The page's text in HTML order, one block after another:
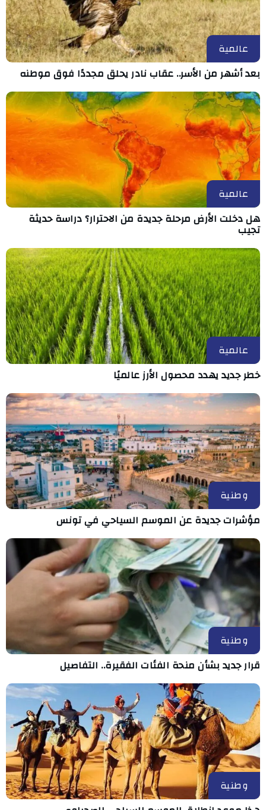
عالمية
بعد أشهر من الأسر.. عقاب نادر يحلق مجددًا فوق موطنه
عالمية
هل دخلت الأرض مرحلة جديدة من الاحترار؟ دراسة حديثة
تجيب
عالمية
خطر جديد يهدد محصول الأرز عالميًا
وطنية
مؤشرات جديدة عن الموسم السياحي في تونس
وطنية
قرار جديد بشأن منحة الفئات الفقيرة.. التفاصيل
وطنية